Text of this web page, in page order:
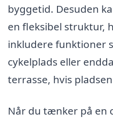
byggetid. Desuden
en fleksibel struktur,
inkludere funktioner
cykelplads eller
terrasse, hvis
Når du tænker på en